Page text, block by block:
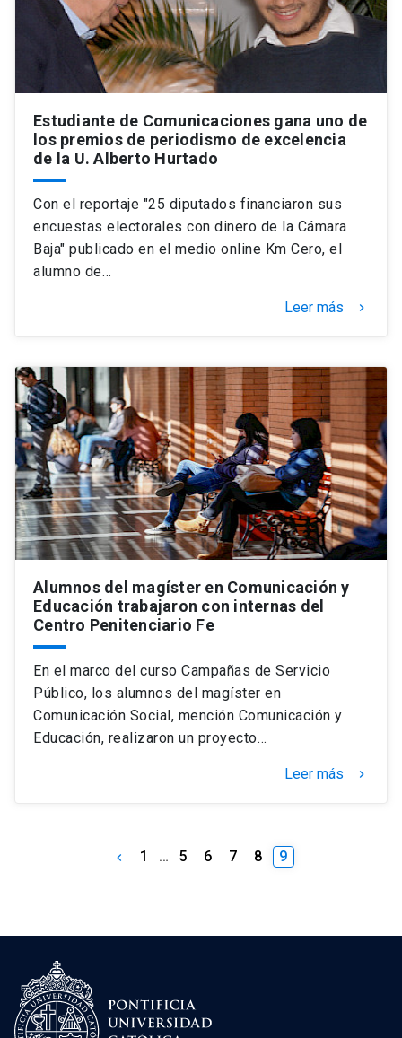
Estudiante de Comunicaciones gana uno de
los premios de periodismo de excelencia
de la U. Alberto Hurtado
Con el reportaje "25 diputados financiaron sus
encuestas electorales con dinero de la Cámara
Baja" publicado en el medio online Km Cero, el
alumno de…
Leer más keyboard_arrow_right
Alumnos del magíster en Comunicación y
Educación trabajaron con internas del
Centro Penitenciario Fe
En el marco del curso Campañas de Servicio
Público, los alumnos del magíster en
Comunicación Social, mención Comunicación y
Educación, realizaron un proyecto…
Leer más keyboard_arrow_right
keyboard_arrow_left 1 … 5 6 7 8 9